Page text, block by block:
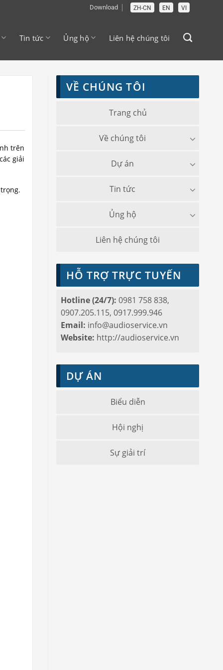
Download ZH-CN EN VI
Tin tức Ủng hộ Liên hệ chúng tôi
trên
giải
VỀ CHÚNG TÔI
Trang chủ
Về chúng tôi
Dự án
Tin tức
Ủng hộ
Liên hệ chúng tôi
HỖ TRỢ TRỰC TUYẾN
Hotline (24/7): 0981 758 838,
0907.205.115, 0917.999.946
Email: info@audioservice.vn
Website: http://audioservice.vn
DỰ ÁN
Biểu diễn
Hội nghị
Sự giải trí